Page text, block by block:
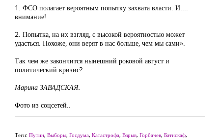
1. ФСО полагает вероятным попытку захвата власти. И....
внимание!
2. Попытка, на их взгляд, с высокой вероятностью может
удасться. Похоже, они верят в нас больше, чем мы сами».
Так чем же закончится нынешний роковой август и
политический кризис?
Марина ЗАВАДСКАЯ.
Фото из соцсетей..
Теги: Путин, Выборы, Госдума, Катастрофа, Взрыв, Горбачев, Батискаф,